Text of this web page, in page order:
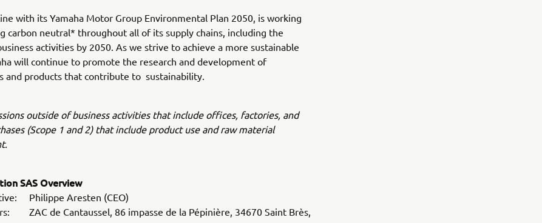
with its Yamaha Motor Group Environmental Plan 2050, is working
carbon neutral* throughout all of its supply chains, including the
activities by 2050. As we strive to achieve a more sustainable
will continue to promote the research and development of
and products that contribute to sustainability.
outside of business activities that include offices, factories, and
(Scope 1 and 2) that include product use and raw material
SAS Overview
Philippe Aresten (CEO)
ZAC de Cantaussel, 86 impasse de la Pépinière, 34670 Saint Brès,